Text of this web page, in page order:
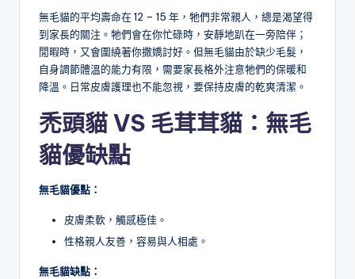
無毛貓的平均壽命在 12 – 15 年，牠們非常親人，總是渴望得
到家長的關注。牠們會在你忙碌時，安靜地趴在一旁陪伴；
閒暇時，又會圍繞著你撒嬌討好。但無毛貓由於缺少毛髮，
自身調節體溫的能力有限，需要家長格外注意牠們的保暖和
降溫。日常皮膚護理也不能忽視，要保持皮膚的乾爽清潔。
禿頭貓 VS 毛茸茸貓： 無毛
貓優缺點
無毛貓優點：
皮膚柔軟，觸感極佳。
性格親人友善，容易與人相處。
無毛貓缺點：